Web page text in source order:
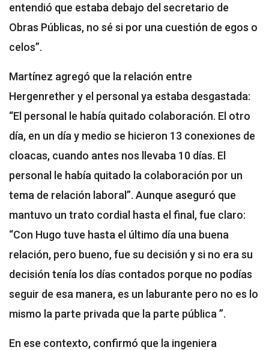
entendió que estaba debajo del secretario de
Obras Públicas, no sé si por una cuestión de egos o
celos”.
Martínez agregó que la relación entre
Hergenrether y el personal ya estaba desgastada:
“El personal le había quitado colaboración. El otro
día, en un día y medio se hicieron 13 conexiones de
cloacas, cuando antes nos llevaba 10 días. El
personal le había quitado la colaboración por un
tema de relación laboral”. Aunque aseguró que
mantuvo un trato cordial hasta el final, fue claro:
“Con Hugo tuve hasta el último día una buena
relación, pero bueno, fue su decisión y si no era su
decisión tenía los días contados porque no podías
seguir de esa manera, es un laburante pero no es lo
mismo la parte privada que la parte pública ”.
En ese contexto, confirmó que la ingeniera